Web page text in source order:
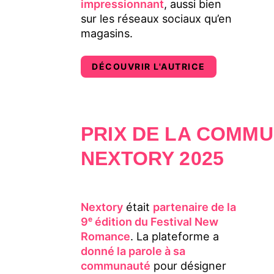
impressionnant, aussi bien
sur les réseaux sociaux qu’en
magasins.
DÉCOUVRIR L'AUTRICE
PRIX DE LA
NEXTORY 2025
Nextory était partenaire de la
9ᵉ édition du Festival New
Romance. La plateforme a
donné la parole à sa
communauté pour désigner